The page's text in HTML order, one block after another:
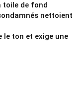
toile de fond
nettoient
le ton et exige une